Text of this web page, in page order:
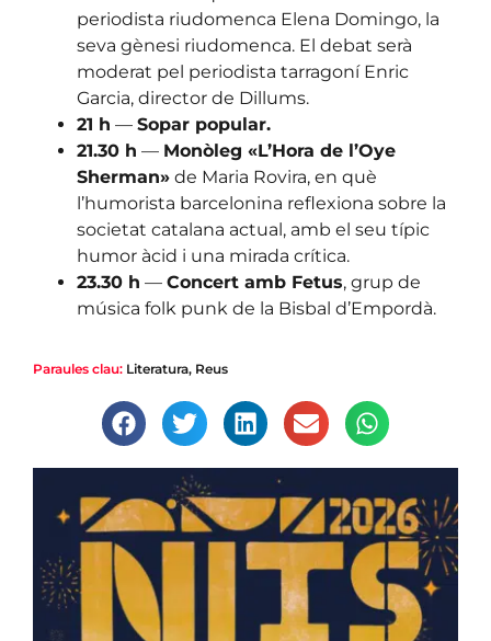
periodista riudomenca Elena Domingo, la
seva gènesi riudomenca. El debat serà
moderat pel periodista tarragoní Enric
Garcia, director de Dillums.
21 h — Sopar popular.
21.30 h — Monòleg «L’Hora de l’Oye
Sherman» de Maria Rovira, en què
l’humorista barcelonina reflexiona sobre la
societat catalana actual, amb el seu típic
humor àcid i una mirada crítica.
23.30 h — Concert amb Fetus, grup de
música folk punk de la Bisbal d’Empordà.
Paraules clau: Literatura, Reus